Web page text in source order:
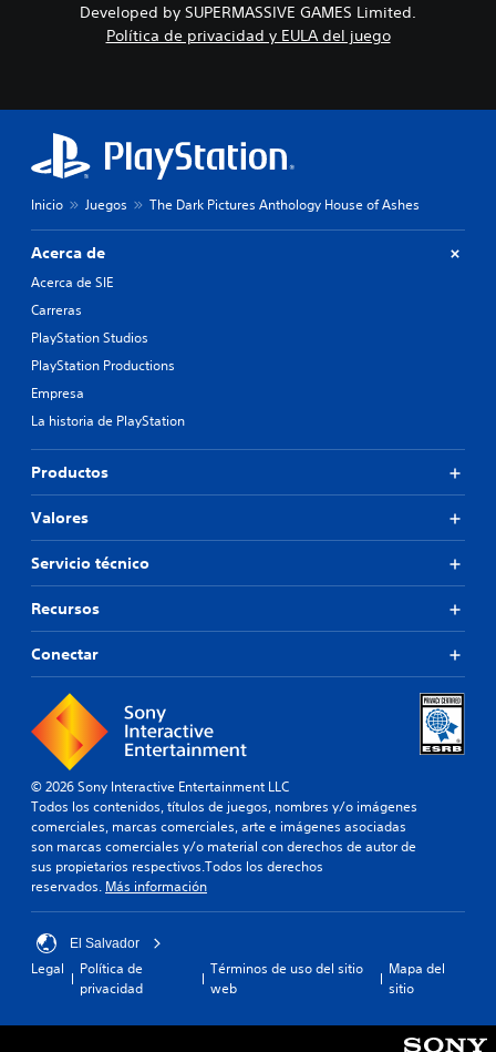
Developed by SUPERMASSIVE GAMES Limited.
Política de privacidad y EULA del juego
Inicio Juegos The Dark Pictures Anthology House of Ashes
Acerca de
Acerca de SIE
Carreras
PlayStation Studios
PlayStation Productions
Empresa
La historia de PlayStation
Productos
Valores
Servicio técnico
Recursos
Conectar
© 2026 Sony Interactive Entertainment LLC
Todos los contenidos, títulos de juegos, nombres y/o imágenes
comerciales, marcas comerciales, arte e imágenes asociadas
son marcas comerciales y/o material con derechos de autor de
sus propietarios respectivos.Todos los derechos
reservados. Más información
El Salvador
Legal
Política de
privacidad
Términos de uso del sitio
web
Mapa del
sitio